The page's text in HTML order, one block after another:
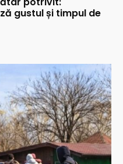
gustul și timpul de